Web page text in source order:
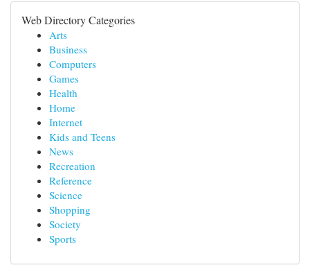
Web Directory Categories
Arts
Business
Computers
Games
Health
Home
Internet
Kids and Teens
News
Recreation
Reference
Science
Shopping
Society
Sports